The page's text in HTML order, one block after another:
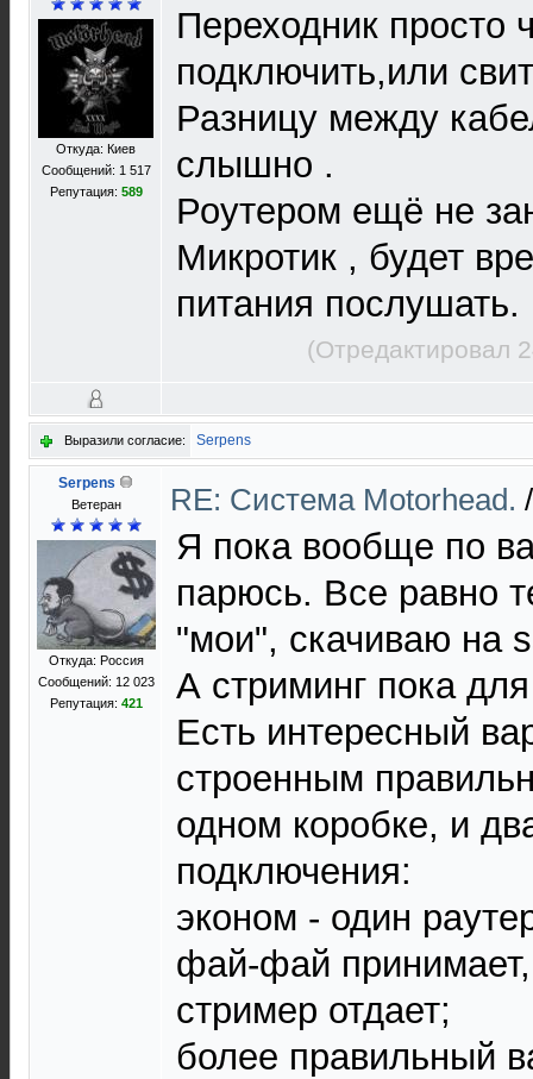
Откуда: Киев
Сообщений: 1 517
Репутация: 589
Переходник просто
подключить,или
Разницу между
слышно .
Роутером ещё не
Микротик , будет
питания послушать.
(Отредактировал
Выразили согласие: Serpens
Serpens
Ветеран
Откуда: Россия
Сообщений: 12 023
Репутация: 421
RE: Cистема Motorhead.
Я пока вообще по
парюсь. Все равно
"мои", скачиваю на
А стриминг пока
Есть интересный
строенным
одном коробке, и
подключения:
эконом - один
фай-фай
стример отдает;
более правильный